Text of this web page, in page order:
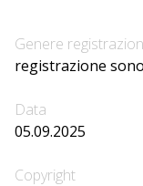
Genere
registrazione
Data
05.09.2025
Copyright